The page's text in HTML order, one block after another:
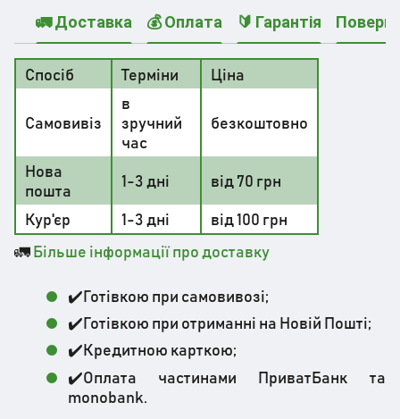
🚛 Доставка 💰 Оплата 🔰 Гарантія
Спосіб Терміни Ціна
Самовивіз
в
зручний
час
безкоштовно
Нова
пошта
1-3 дні
від 70 грн
Кур'єр
1-3 дні
від 100 грн
🚛Більше інформації про доставку
✔️Готівкою при самовивозі;
✔️Готівкою при отриманні на Новій Пошті;
✔️Кредитною карткою;
✔️Оплата частинами ПриватБанк та
monobank.